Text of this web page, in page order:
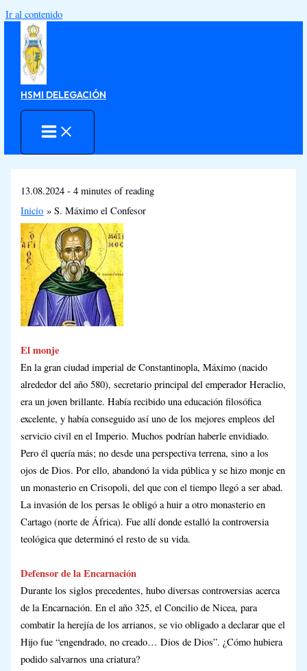
Ir al contenido
HSMI DELEGACIÓN
13.08.2024-4 minutes of reading
Inicio
S. Máximo el Confesor
El monje
En la gran ciudad imperial de Constantinopla, Máximo (nacido
alrededor del año 580), secretario principal del emperador Heraclio,
era un joven brillante. Había recibido una educación filosófica
excelente, y había conseguido así uno de los mejores empleos del
servicio civil en el Imperio. Muchos podrían haberle envidiado.
Pero él quería más; no desde una perspectiva terrena, sino a los
ojos de Dios. Por ello, abandonó la vida pública y se hizo monje en
un monasterio en Crisopoli, del que con el tiempo llegó a ser abad.
La invasión de los persas le obligó a huir a otro monasterio en
Cartago (norte de África). Fue allí donde estalló la controversia
teológica que determinó el resto de su vida.
Defensor de la Encarnación
Durante los siglos precedentes, hubo diversas controversias acerca
de la Encarnación. En el año 325, el Concilio de Nicea, para
combatir la herejía de los arrianos, se vio obligado a declarar que el
Hijo fue “engendrado, no creado… Dios de Dios”. ¿Cómo hubiera
podido salvarnos una criatura?